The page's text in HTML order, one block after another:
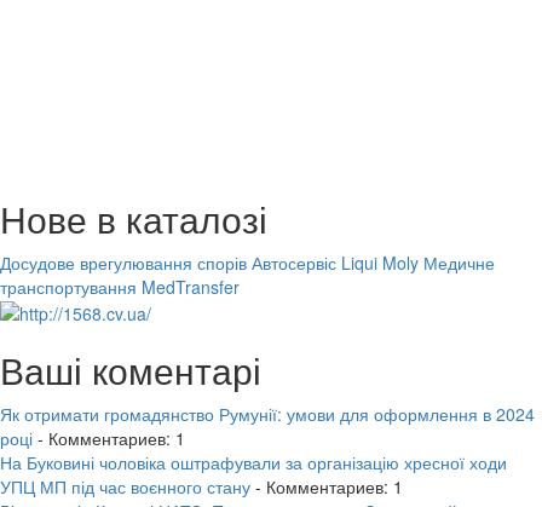
Нове в каталозі
Досудове врегулювання спорів Автосервіс Liqui Moly Медичне
транспортування MedTransfer
Ваші коментарі
Як отримати громадянство Румунії: умови для оформлення в 2024
році - Комментариев: 1
На Буковині чоловіка оштрафували за організацію хресної ходи
УПЦ МП під час воєнного стану - Комментариев: 1